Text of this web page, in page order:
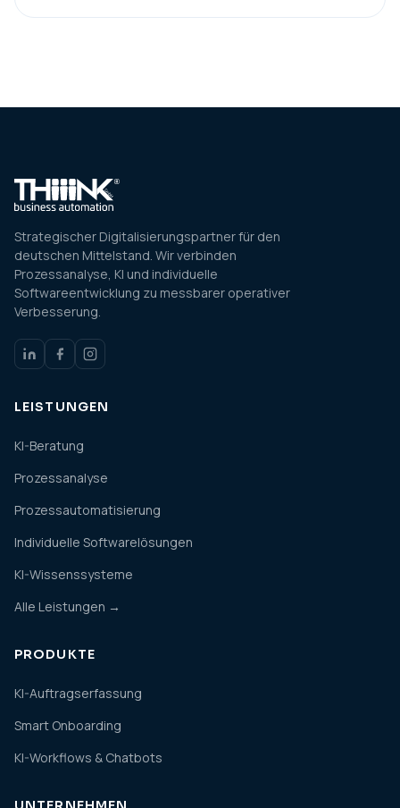
Strategischer Digitalisierungspartner für den
deutschen Mittelstand. Wir verbinden
Prozessanalyse, KI und individuelle
Softwareentwicklung zu messbarer operativer
Verbesserung.
LEISTUNGEN
KI-Beratung
Prozessanalyse
Prozessautomatisierung
Individuelle Softwarelösungen
KI-Wissenssysteme
Alle Leistungen →
PRODUKTE
KI-Auftragserfassung
Smart Onboarding
KI-Workflows & Chatbots